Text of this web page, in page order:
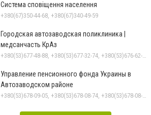
Система сповіщення населення
+380(67)350-44-68, +380(67)340-49-59
Городская автозаводская поликлиника |
медсанчасть КрАз
+380(53)677-48-88, +380(53)677-32-74, +380(53)676-62-99, +380536766187
Управление пенсионного фонда Украины в
Автозаводском районе
+380(53)678-09-05, +380(53)678-08-74, +380(53)678-08-83, +380(53)678-08-41, +380(53)678-08-86